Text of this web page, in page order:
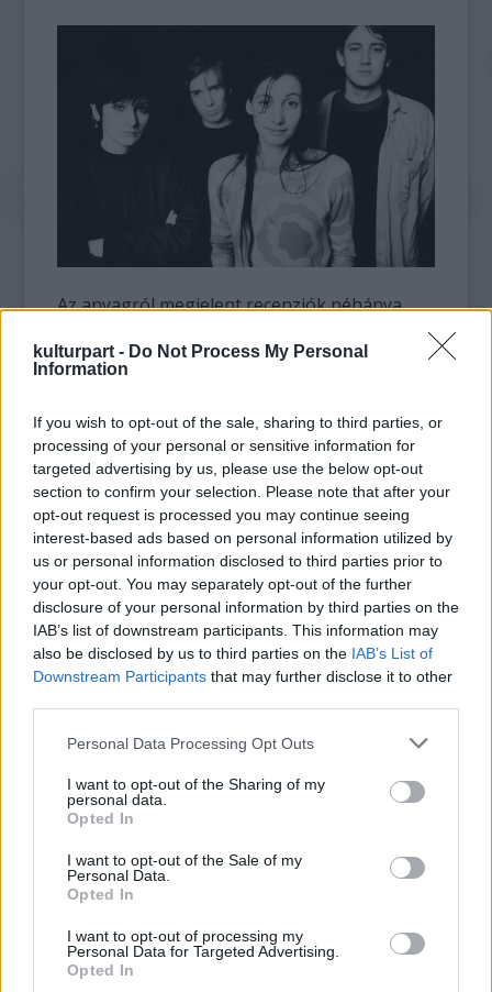
kulturpart - Do Not Process My Personal
Information
If you wish to opt-out of the sale, sharing to third parties, or
processing of your personal or sensitive information for
targeted advertising by us, please use the below opt-out
section to confirm your selection. Please note that after your
opt-out request is processed you may continue seeing
interest-based ads based on personal information utilized by
us or personal information disclosed to third parties prior to
your opt-out. You may separately opt-out of the further
disclosure of your personal information by third parties on the
IAB’s list of downstream participants. This information may
also be disclosed by us to third parties on the IAB’s List of
Downstream Participants that may further disclose it to other
Please note that this website/app uses one or more Google
not limited to your visit or usage behaviour. You may click to
grant or deny consent to Google and its third-party tags to
use your data for below specified purposes in below Google
consent section.
Personal Data Processing Opt Outs
I want to opt-out of the Sharing of my
personal data.
Opted In
I want to opt-out of the Sale of my
Personal Data.
Opted In
I want to opt-out of processing my
Personal Data for Targeted Advertising.
Opted In
Az anyagról megjelent recenziók néhánya
bekezdésére, mintsem a Lovelessfolytatására
kell számítanunk az új korong esetében, és
elődjével, ám ez nem feltétlenül jelent
pozitívumot, sőt: ha belegondolunk, hogy ez
volt az a mű, amit a fél világ várt epekedve
megannyi éven keresztül, összeszorul a
szívunk. A legelső furcsa dolog az, hogy a
lemez külseje alapján úgy tűnik, nagyon a
tagokat sem érdekelte a sorsa: ennyi idő után
kilenc számot, egy fantáziátlan borítót és egy
semmitmondó címet dobtak elénk, arról nem
is beszélve, hogy a dalok neveit is Nemecsek
módjára kisbetűvel írták (ráadásul eddigi
2013-as koncertjeiken sem játszottak a friss
albumról egy számnál többet). Így nem
meglepő, hogy a tartalom sem olyan
minőségű, mint amilyenre sokan számítottak.
Az igaz, hogy a fülünket beborító mennyei
azt, hogy ezen kívül sok dicsérendő dolog
nem fért a lemezre, már kevésbé. A
probléma nem az, hogy az m b v
nem képes
felérni aLoveless utáni elvárásokhoz (ez